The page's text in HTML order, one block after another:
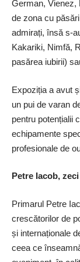
German, Vienez,
de zona cu
admirați, însă s-
Kakariki, Nimfă,
pasărea iubirii)
Expoziția a avut
un pui de varan
pentru potențialii
echipamente
profesionale de
Petre Iacob,
Primarul Petre
crescătorilor de
și internaționale
ceea ce